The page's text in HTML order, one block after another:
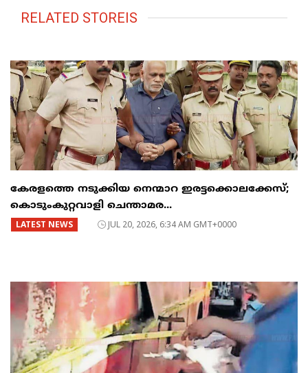
RELATED STOREIS
കേരളത്തെ നടുക്കിയ നെന്മാറ ഇരട്ടക്കൊലക്കേസ്;
കൊടുംകുറ്റവാളി ചെന്താമര...
LATEST NEWS JUL 20, 2026, 6:34 AM GMT+0000